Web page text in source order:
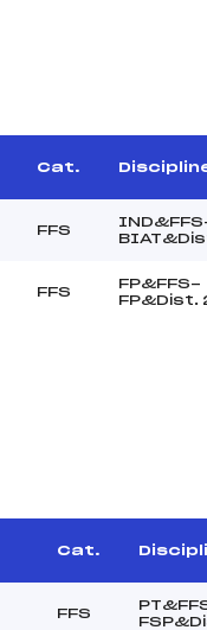
Cat.
FFS
FFS
FP&FFS-
FP&Dist.
Cat.
FFS